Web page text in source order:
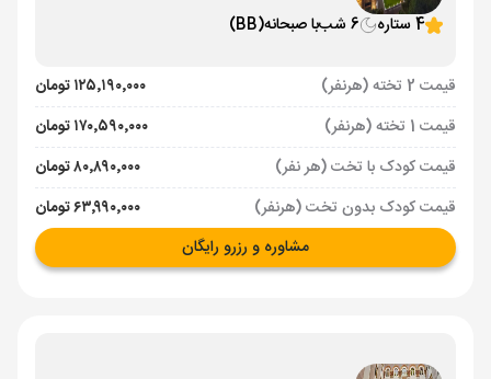
4 ستاره
6 شب با صبحانه(BB)
قیمت 2 تخته (هرنفر)
۱۲۵٬۱۹۰٬۰۰۰ تومان
قیمت 1 تخته (هرنفر)
۱۷۰٬۵۹۰٬۰۰۰ تومان
قیمت کودک با تخت (هر نفر)
۸۰٬۸۹۰٬۰۰۰ تومان
قیمت کودک بدون تخت (هرنفر)
۶۳٬۹۹۰٬۰۰۰ تومان
مشاوره و رزرو رایگان